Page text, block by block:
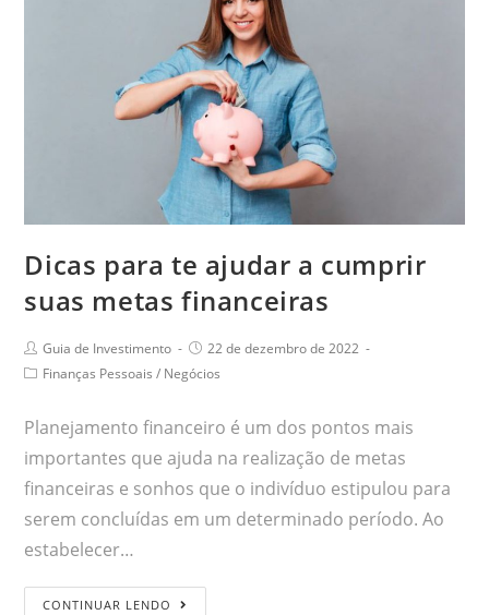
Dicas para te ajudar a cumprir
suas metas financeiras
Guia de Investimento
22 de dezembro de 2022
Finanças Pessoais / Negócios
Planejamento financeiro é um dos pontos mais
importantes que ajuda na realização de metas
financeiras e sonhos que o indivíduo estipulou para
serem concluídas em um determinado período. Ao
estabelecer…
CONTINUAR LENDO